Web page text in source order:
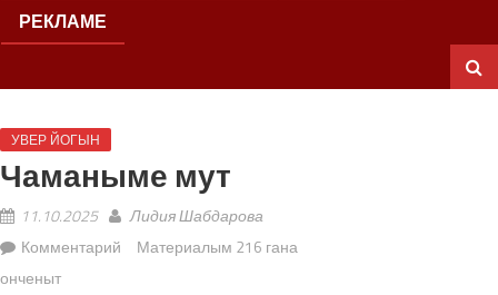
РЕКЛАМЕ
УВЕР ЙОГЫН
Чаманыме мут
11.10.2025
Лидия Шабдарова
Комментарий
Материалым 216 гана
онченыт